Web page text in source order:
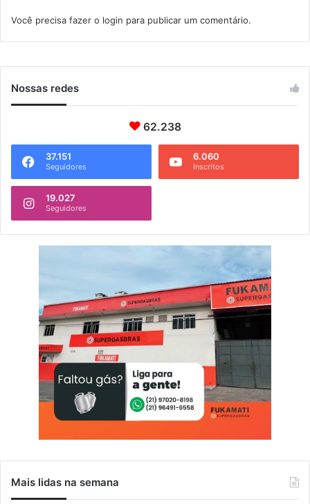
á
Você precisa fazer o login para publicar um comentário.
Nossas redes
62.238
37.151
Seguidores
6.060
Inscritos
19.027
Seguidores
Mais lidas na semana